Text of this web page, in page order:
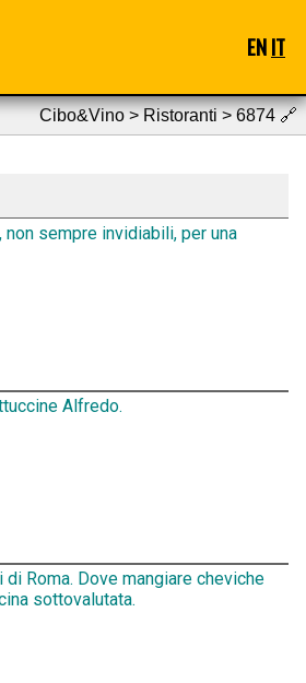
ENIT
Cibo&Vino > Ristoranti > 6874 🔗
non sempre invidiabili, per una
Alfredo.
Roma. Dove mangiare cheviche
sottovalutata.